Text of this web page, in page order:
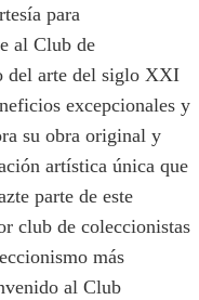
para
al Club de
del arte del siglo XXI
excepcionales y
su obra original y
artística única que
parte de este
club de coleccionistas
más
al Club